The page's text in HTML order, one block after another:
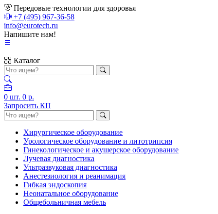
Передовые технологии для здоровья
+7 (495) 967-36-58
info@eurotech.ru
Напишите нам!
Каталог
0 шт. 0 р.
Запросить КП
Хирургическое оборудование
Урологическое оборудование и литотрипсия
Гинекологическое и акушерское оборудование
Лучевая диагностика
Ультразвуковая диагностика
Анестезиология и реанимация
Гибкая эндоскопия
Неонатальное оборудование
Общебольничная мебель